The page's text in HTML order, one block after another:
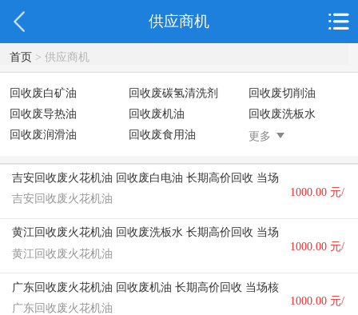
供应商机
首页> 供应商机
回收废白矿油 回收废碳氢清洗剂
回收废切削油
回收废导热油
回收废机油
回收废洗板水
回收废润滑油
回收废食用油
回收废变压器油
回收废二氯甲烷
回收废三氯乙烯
回收废清洗液
回收废防锈油
回收废齿轮油
回收废液压油
回收废溶剂油
回收废四氯乙烯
回收废白电油
废碳氢清洗剂回收
更多
吉安回收废火花机油 回收废白电油 长期高价回收 当场核价
吉安回收废火花机油
1000.00 元/
个
黄江回收废火花机油 回收废洗板水 长期高价回收 当场核价
黄江回收废火花机油
1000.00 元/
个
广东回收废火花机油 回收废机油 长期高价回收 当场核价
广东回收废火花机油
1000.00 元/